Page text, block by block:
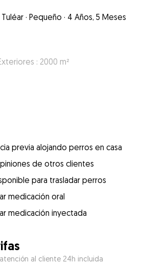
· Pequeño · 4 Años, 5 Meses
: 2000 m²
previa alojando perros en casa
de otros clientes
para trasladar perros
medicación oral
medicación inyectada
al cliente 24h incluida